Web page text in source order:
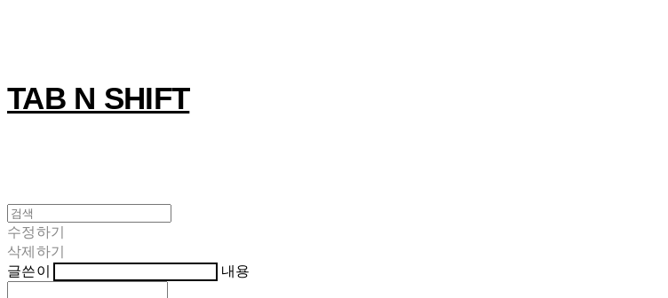
TAB N SHIFT
수정하기
삭제하기
글쓴이
내용